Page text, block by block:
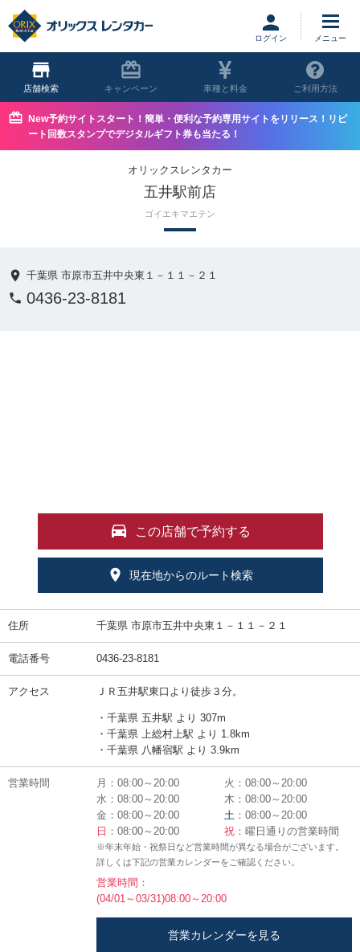
ログイン
店舗 キャンペーン 車種と料金 ご利用方法
New予約サイトスタート！簡単・便利な予約専用サイトをリリース！リピ
ート回数スタンプでデジタルギフト券も当たる！
オリックスレンタカー
五井駅前店
ゴイエキマエテン
千葉県 市原市五井中央東１－１１－２１
0436-23-8181
この店舗で予約する
現在地からのルート検索
住所 千葉県 市原市五井中央東１－１１－２１
電話番号 0436-23-8181
アクセス ＪＲ五井駅東口より徒歩３分。
・千葉県 五井駅 より 307m
・千葉県 上総村上駅 より 1.8km
・千葉県 八幡宿駅 より 3.9km
営業時間 月：08:00～20:00
火：08:00～20:00
水：08:00～20:00
木：08:00～20:00
金：08:00～20:00
土 ：08:00～20:00
日 ：08:00～20:00 祝 ：曜日通りの営業時間
※年末年始・祝祭日など営業時間が異なる場合がございます。
詳しくは下記の営業カレンダーをご確認ください。
営業時間：
(04/01～03/31)08:00～20:00
営業カレンダーを見る